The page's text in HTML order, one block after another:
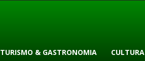
TURISMO & GASTRONOMIA CULTURA